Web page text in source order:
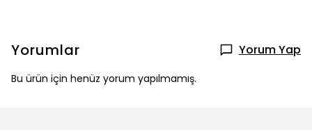
Yorumlar Yorum Yap
Bu ürün için henüz yorum yapılmamış.